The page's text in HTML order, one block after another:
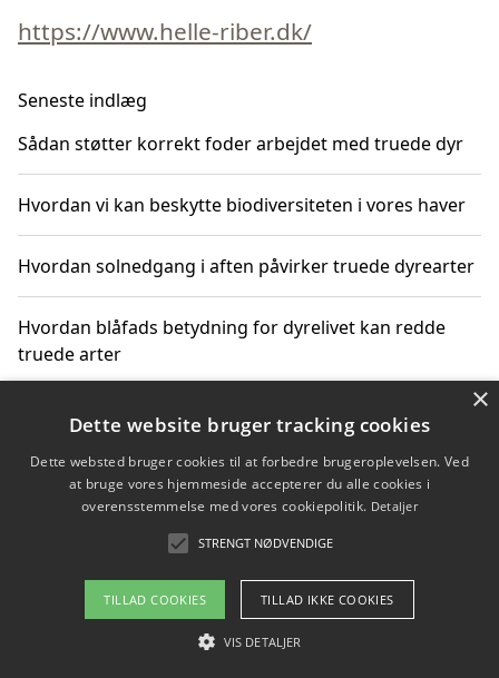
https://www.helle-riber.dk/
Seneste indlæg
Sådan støtter korrekt foder arbejdet med truede dyr
Hvordan vi kan beskytte biodiversiteten i vores haver
Hvordan solnedgang i aften påvirker truede dyrearter
Hvordan blåfads betydning for dyrelivet kan redde
truede arter
Hvordan kan gaver til unge voksne støtte bevarelsen
Copyright 2026 - Pilanto Aps
Om / kontakt
Blog Betingelser
×
Dette website bruger tracking cookies
Dette websted bruger cookies til at forbedre brugeroplevelsen. Ved
at bruge vores hjemmeside accepterer du alle cookies i
overensstemmelse med vores cookiepolitik. Detaljer
STRENGT NØDVENDIGE
TILLAD COOKIES TILLAD IKKE COOKIES
VIS DETALJER